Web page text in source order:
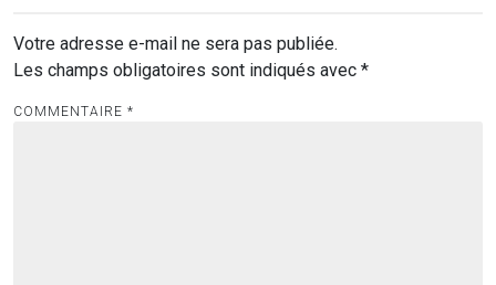
Votre adresse e-mail ne sera pas publiée.
Les champs obligatoires sont indiqués avec *
COMMENTAIRE *